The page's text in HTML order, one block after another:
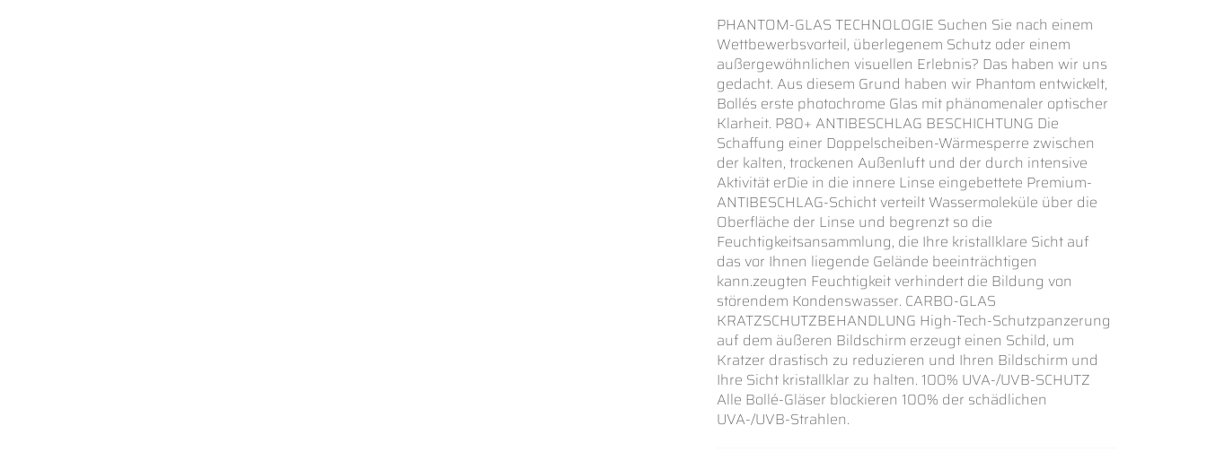
PHANTOM-GLAS TECHNOLOGIE Suchen Sie nach einem
Wettbewerbsvorteil, überlegenem Schutz oder einem
außergewöhnlichen visuellen Erlebnis? Das haben wir uns
gedacht. Aus diesem Grund haben wir Phantom entwickelt,
Bollés erste photochrome Glas mit phänomenaler optischer
Klarheit. P80+ ANTIBESCHLAG BESCHICHTUNG Die
Schaffung einer Doppelscheiben-Wärmesperre zwischen
der kalten, trockenen Außenluft und der durch intensive
Aktivität erDie in die innere Linse eingebettete Premium-
ANTIBESCHLAG-Schicht verteilt Wassermoleküle über die
Oberfläche der Linse und begrenzt so die
Feuchtigkeitsansammlung, die Ihre kristallklare Sicht auf
das vor Ihnen liegende Gelände beeinträchtigen
kann.zeugten Feuchtigkeit verhindert die Bildung von
störendem Kondenswasser. CARBO-GLAS
KRATZSCHUTZBEHANDLUNG High-Tech-Schutzpanzerung
auf dem äußeren Bildschirm erzeugt einen Schild, um
Kratzer drastisch zu reduzieren und Ihren Bildschirm und
Ihre Sicht kristallklar zu halten. 100% UVA-/UVB-SCHUTZ
Alle Bollé-Gläser blockieren 100% der schädlichen
UVA-/UVB-Strahlen.